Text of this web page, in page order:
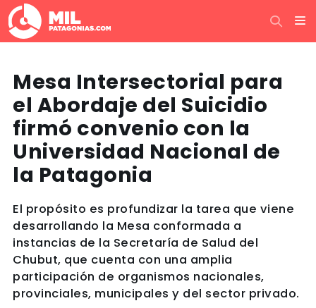
Mesa Intersectorial para
el Abordaje del Suicidio
firmó convenio con la
Universidad Nacional de
la Patagonia
El propósito es profundizar la tarea que viene
desarrollando la Mesa conformada a
instancias de la Secretaría de Salud del
Chubut, que cuenta con una amplia
participación de organismos nacionales,
provinciales, municipales y del sector privado.